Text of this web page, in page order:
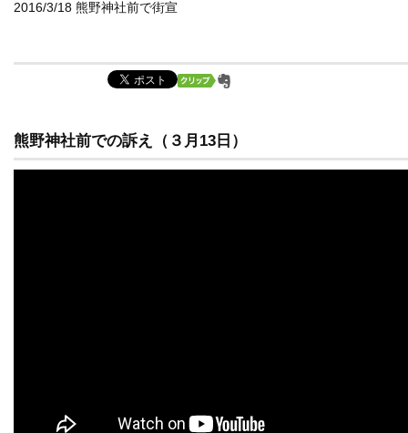
2016/3/18 熊野神社前で街宣
熊野神社前での訴え（３月13日）